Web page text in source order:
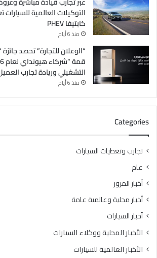
التوكيلات العالمية
كابتيفا PHEV
منذ 6 أيام
“الوعلان للتجارة” تحصد
التشغيلي وريادة تجارب
منذ 6 أيام
Categories
تجارب وتغطيات السيارات
عام
أخبار المرور
أخبار محلية وعالمية عامة
أخبار السيارات
الأخبار المحلية ووكلاء السيارات
الأخبار العالمية للسيارات